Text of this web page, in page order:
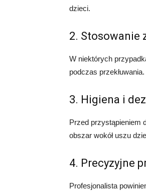
dzieci.
2. Stosowanie
W niektórych
podczas
3. Higiena i
Przed przystąpieniem
obszar wokół uszu
4. Precyzyjne
Profesjonalista